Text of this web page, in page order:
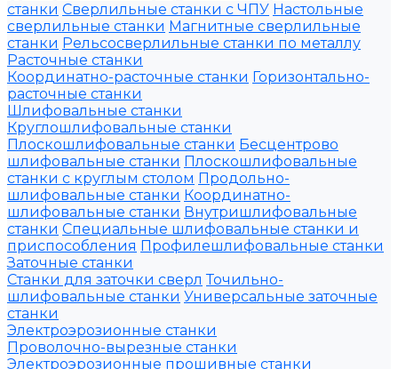
станки Сверлильные станки с ЧПУ Настольные
сверлильные станки Магнитные сверлильные
станки Рельсосверлильные станки по металлу
Расточные станки
Координатно-расточные станки Горизонтально-
расточные станки
Шлифовальные станки
Круглошлифовальные станки
Плоскошлифовальные станки Бесцентрово
шлифовальные станки Плоскошлифовальные
станки с круглым столом Продольно-
шлифовальные станки Координатно-
шлифовальные станки Внутришлифовальные
станки Специальные шлифовальные станки и
приспособления Профилешлифовальные станки
Заточные станки
Станки для заточки сверл Точильно-
шлифовальные станки Универсальные заточные
станки
Электроэрозионные станки
Проволочно-вырезные станки
Электроэрозионные прошивные станки